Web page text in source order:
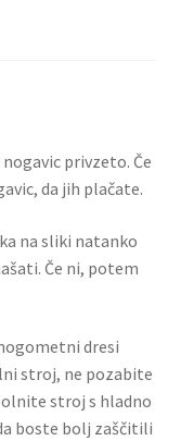
privzeto. Če
da jih plačate.
na sliki natanko
Če ni, potem
dresi
stroj, ne pozabite
stroj s hladno
boste bolj zaščitili